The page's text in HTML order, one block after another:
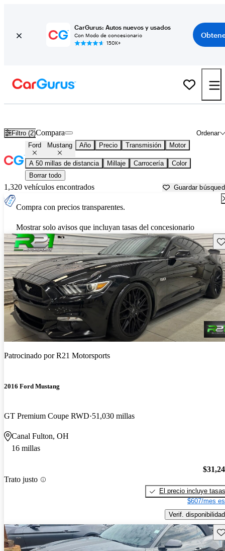
CarGurus: Autos nuevos y usados
Con Modo de concesionario
150K+
Filtro (2) Ordenar
Compara
Ford Mustang Año Precio Transmisión Motor
A 50 millas de distancia Millaje Carrocería
Color
Borrar todo
1,320 vehículos encontrados Guardar
Compra con precios transparentes.
Mostrar solo avisos que incluyan tasas del concesionario
Patrocinado porR21 Motorsports
2016 Ford Mustang
GT Premium Coupe RWD 51,030 millas
Canal Fulton, OH
16 millas
Trato justo
El precio incluye tasas
$607/mes
Verif. disponibilidad